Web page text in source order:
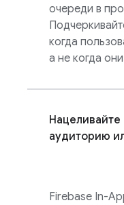
очереди в
когда
а не когда
аудиторию
Firebase In-